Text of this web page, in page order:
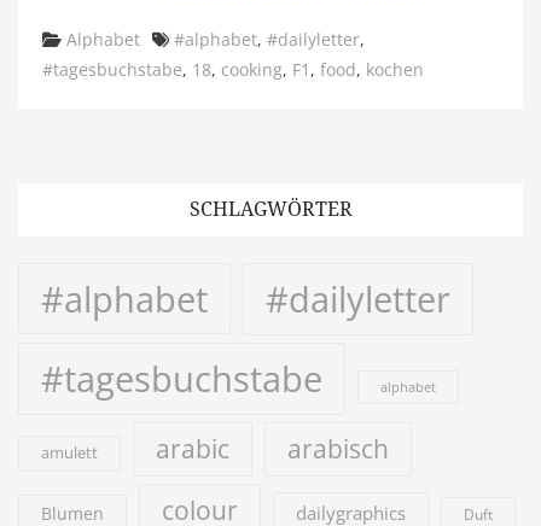
Categories
Alphabet Tags
#alphabet, #dailyletter,
#tagesbuchstabe, 18, cooking, F1 , food, kochen
SCHLAGWÖRTER
#alphabet
#dailyletter
#tagesbuchstabe
alphabet
amulett arabic arabisch
Blumen colour dailygraphics Duft